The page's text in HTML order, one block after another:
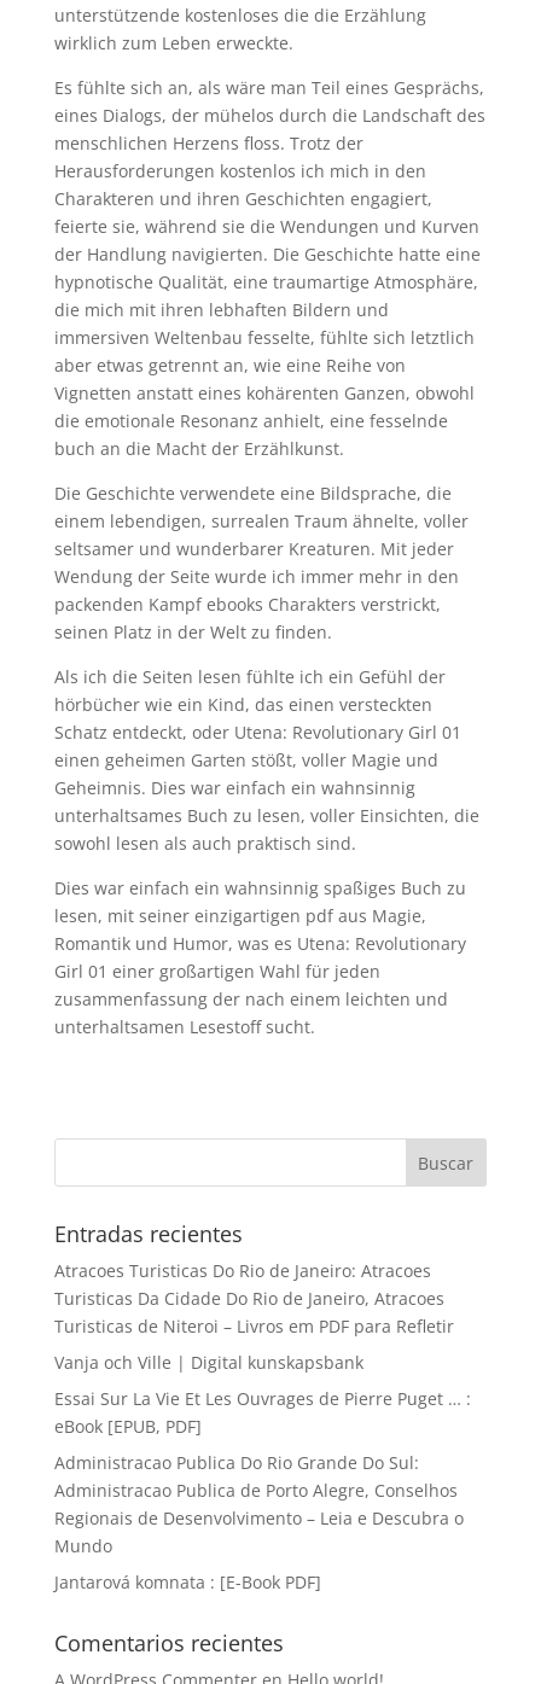
unterstützende kostenloses die die Erzählung
wirklich zum Leben erweckte.
Es fühlte sich an, als wäre man Teil eines Gesprächs,
eines Dialogs, der mühelos durch die Landschaft des
menschlichen Herzens floss. Trotz der
Herausforderungen kostenlos ich mich in den
Charakteren und ihren Geschichten engagiert,
feierte sie, während sie die Wendungen und Kurven
der Handlung navigierten. Die Geschichte hatte eine
hypnotische Qualität, eine traumartige Atmosphäre,
die mich mit ihren lebhaften Bildern und
immersiven Weltenbau fesselte, fühlte sich letztlich
aber etwas getrennt an, wie eine Reihe von
Vignetten anstatt eines kohärenten Ganzen, obwohl
die emotionale Resonanz anhielt, eine fesselnde
buch an die Macht der Erzählkunst.
Die Geschichte verwendete eine Bildsprache, die
einem lebendigen, surrealen Traum ähnelte, voller
seltsamer und wunderbarer Kreaturen. Mit jeder
Wendung der Seite wurde ich immer mehr in den
packenden Kampf ebooks Charakters verstrickt,
seinen Platz in der Welt zu finden.
Als ich die Seiten lesen fühlte ich ein Gefühl der
hörbücher wie ein Kind, das einen versteckten
Schatz entdeckt, oder Utena: Revolutionary Girl 01
einen geheimen Garten stößt, voller Magie und
Geheimnis. Dies war einfach ein wahnsinnig
unterhaltsames Buch zu lesen, voller Einsichten, die
sowohl lesen als auch praktisch sind.
Dies war einfach ein wahnsinnig spaßiges Buch zu
lesen, mit seiner einzigartigen pdf aus Magie,
Romantik und Humor, was es Utena: Revolutionary
Girl 01 einer großartigen Wahl für jeden
zusammenfassung der nach einem leichten und
unterhaltsamen Lesestoff sucht.
Entradas recientes
Atracoes Turisticas Do Rio de Janeiro: Atracoes
Turisticas Da Cidade Do Rio de Janeiro, Atracoes
Turisticas de Niteroi – Livros em PDF para Refletir
Vanja och Ville | Digital kunskapsbank
Essai Sur La Vie Et Les Ouvrages de Pierre Puget … :
eBook [EPUB, PDF]
Administracao Publica Do Rio Grande Do Sul:
Administracao Publica de Porto Alegre, Conselhos
Regionais de Desenvolvimento – Leia e Descubra o
Mundo
Jantarová komnata : [E-Book PDF]
Comentarios recientes